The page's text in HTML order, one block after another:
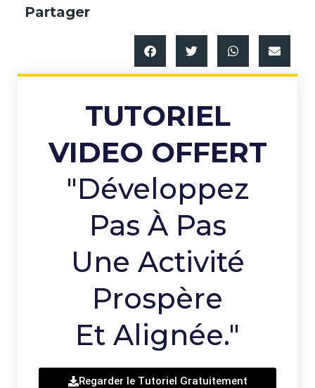
Partager
TUTORIEL
VIDEO OFFERT
"Développez
Pas À Pas
Une Activité
Prospère
Et Alignée."
Regarder le Tutoriel Gratuitement